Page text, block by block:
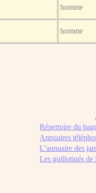
homme
homme
Répertoire du
Annuaires
L’annuaire des
Les guillotinés de